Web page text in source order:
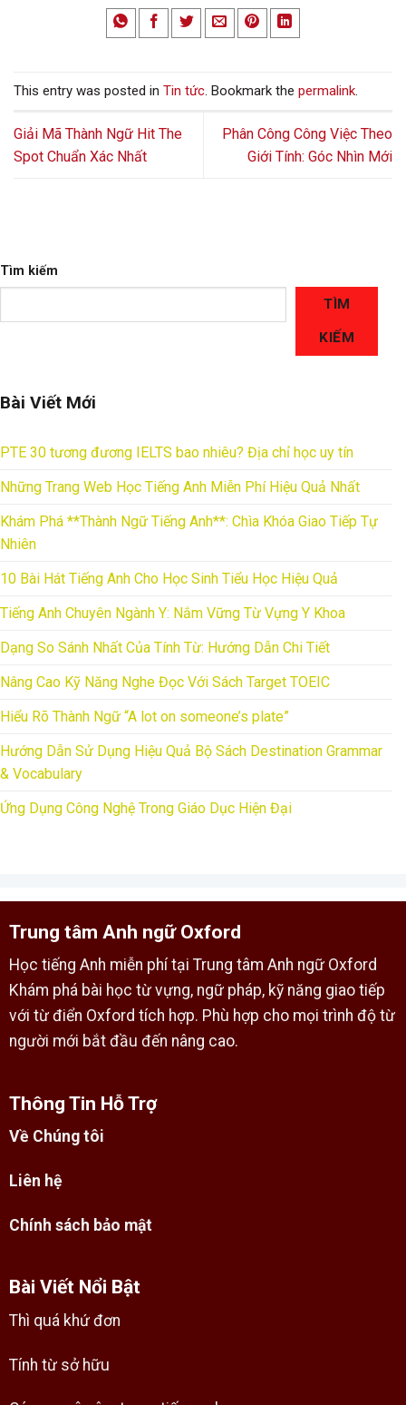
This entry was posted in Tin tức. Bookmark the permalink.
Giải Mã Thành Ngữ Hit The
Spot Chuẩn Xác Nhất
Phân Công Công Việc Theo
Giới Tính: Góc Nhìn Mới
Tìm kiếm
TÌM
KIẾM
Bài Viết Mới
PTE 30 tương đương IELTS bao nhiêu? Địa chỉ học uy tín
Những Trang Web Học Tiếng Anh Miễn Phí Hiệu Quả Nhất
Khám Phá **Thành Ngữ Tiếng Anh**: Chìa Khóa Giao Tiếp Tự
Nhiên
10 Bài Hát Tiếng Anh Cho Học Sinh Tiểu Học Hiệu Quả
Tiếng Anh Chuyên Ngành Y: Nắm Vững Từ Vựng Y Khoa
Dạng So Sánh Nhất Của Tính Từ: Hướng Dẫn Chi Tiết
Nâng Cao Kỹ Năng Nghe Đọc Với Sách Target TOEIC
Hiểu Rõ Thành Ngữ “A lot on someone’s plate”
Hướng Dẫn Sử Dụng Hiệu Quả Bộ Sách Destination Grammar
& Vocabulary
Ứng Dụng Công Nghệ Trong Giáo Dục Hiện Đại
Trung tâm Anh ngữ Oxford
Học tiếng Anh miễn phí tại Trung tâm Anh ngữ Oxford
Khám phá bài học từ vựng, ngữ pháp, kỹ năng giao tiếp
với từ điển Oxford tích hợp. Phù hợp cho mọi trình độ từ
người mới bắt đầu đến nâng cao.
Thông Tin Hỗ Trợ
Về Chúng tôi
Liên hệ
Chính sách bảo mật
Bài Viết Nổi Bật
Thì quá khứ đơn
Tính từ sở hữu